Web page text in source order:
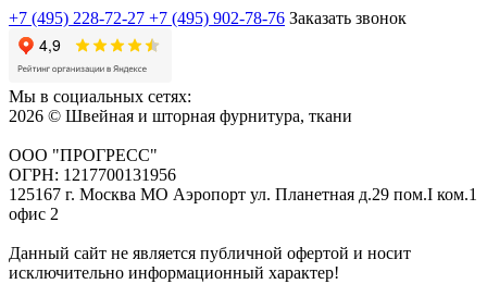
+7 (495) 228-72-27 +7 (495) 902-78-76 Заказать звонок
Мы в социальных сетях:
2026 © Швейная и шторная фурнитура, ткани
ООО "ПРОГРЕСС"
ОГРН: 1217700131956
125167 г. Москва МО Аэропорт ул. Планетная д.29 пом.I ком.1
офис 2
Данный сайт не является публичной офертой и носит
исключительно информационный характер!